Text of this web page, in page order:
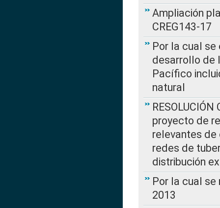
Ampliación
CREG143-17
Por la cual
desarrollo de
Pacífico
natural
proyecto de
relevantes de
redes de
distribución
Por la cual se
2013